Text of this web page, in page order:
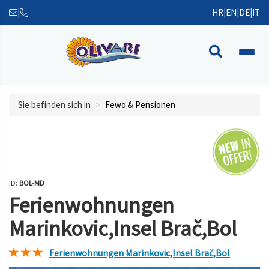
| HR|EN|DE|IT
Sie befinden sich in Fewo & Pensionen
ID: BOL-MD
Ferienwohnungen
Marinkovic,Insel Brač,Bol
Ferienwohnungen Marinkovic,Insel Brač,Bol